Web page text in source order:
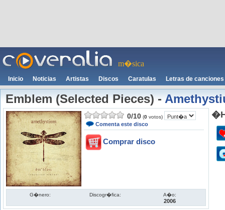
m�sica
Inicio Noticias Artistas Discos Caratulas Letras de canciones
Emblem (Selected Pieces)-
0/10 (0 votos)
Comenta este disco
Comprar disco
G�nero: Discogr�fica: A�o:
2006